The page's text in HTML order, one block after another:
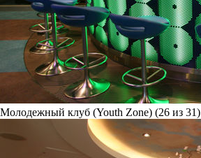
Молодежный клуб (Youth Zone) (26 из 31)